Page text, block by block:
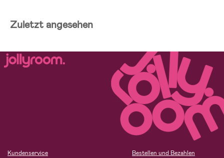
Zuletzt angesehen
Kundenservice
Bestellen und Bezahlen